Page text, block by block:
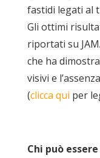
fastidi legati al
Gli ottimi
riportati su
che ha
visivi e
(clicca qui per
Chi può